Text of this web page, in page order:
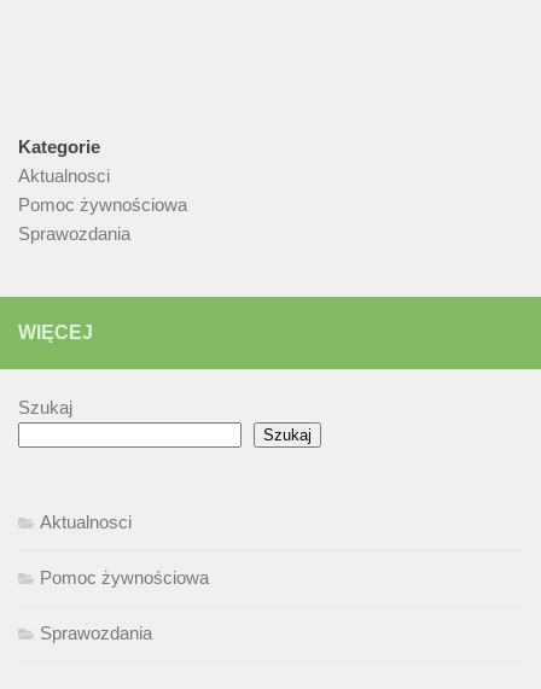
Kategorie
Aktualnosci
Pomoc żywnościowa
Sprawozdania
WIĘCEJ
Szukaj
Szukaj
Aktualnosci
Pomoc żywnościowa
Sprawozdania